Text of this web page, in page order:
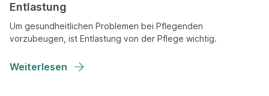
Entlastung
Um gesundheitlichen Problemen bei Pflegenden
vorzubeugen, ist Entlastung von der Pflege wichtig.
Weiterlesen